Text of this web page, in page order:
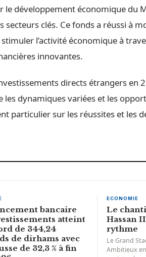
le développement économique du
secteurs clés. Ce fonds a réussi à
l’activité économique à
innovantes.
directs étrangers en
les dynamiques variées et les
particulier sur les réussites et les
bancaire
atteint
de 344,24
de dirhams avec
de 32,3 % à fin
ECONOMIE
Le
Hassan
rythme
Le Grand
Ambitieux